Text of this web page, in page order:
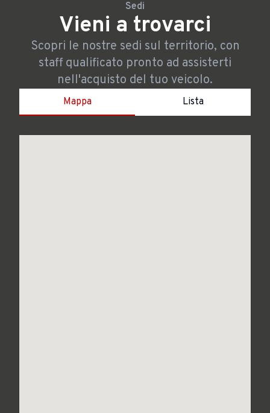
Sedi
Vieni a trovarci
Scopri le nostre sedi sul territorio, con
staff qualificato pronto ad assisterti
nell'acquisto del tuo veicolo.
Mappa Lista